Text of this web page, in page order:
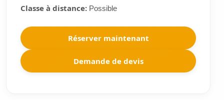
Classe à distance:Possible
Réserver maintenant
Demande de devis